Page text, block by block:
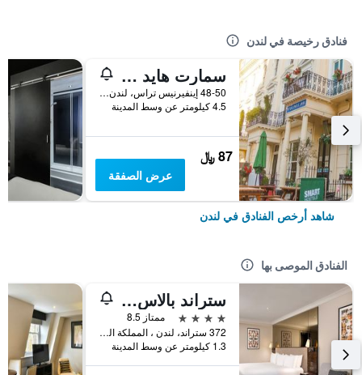
فنادق رخيصة في لندن
سمارت هايد بارك إن هوستل
48-50 إينفيرنيس تراس، لندن ، المملكة المتحدة, لندن, المملكة المتحدة
4.5 كيلومتر عن وسط المدينة
87 ﷼
عرض الصفقة
شاهد أرخص الفنادق في لندن
الفنادق الموصى بها
ستراند بالاس هوتل
4 نجوم
ممتاز 8.5
372 ستراند، لندن ، المملكة المتحدة, لندن, المملكة المتحدة
1.3 كيلومتر عن وسط المدينة